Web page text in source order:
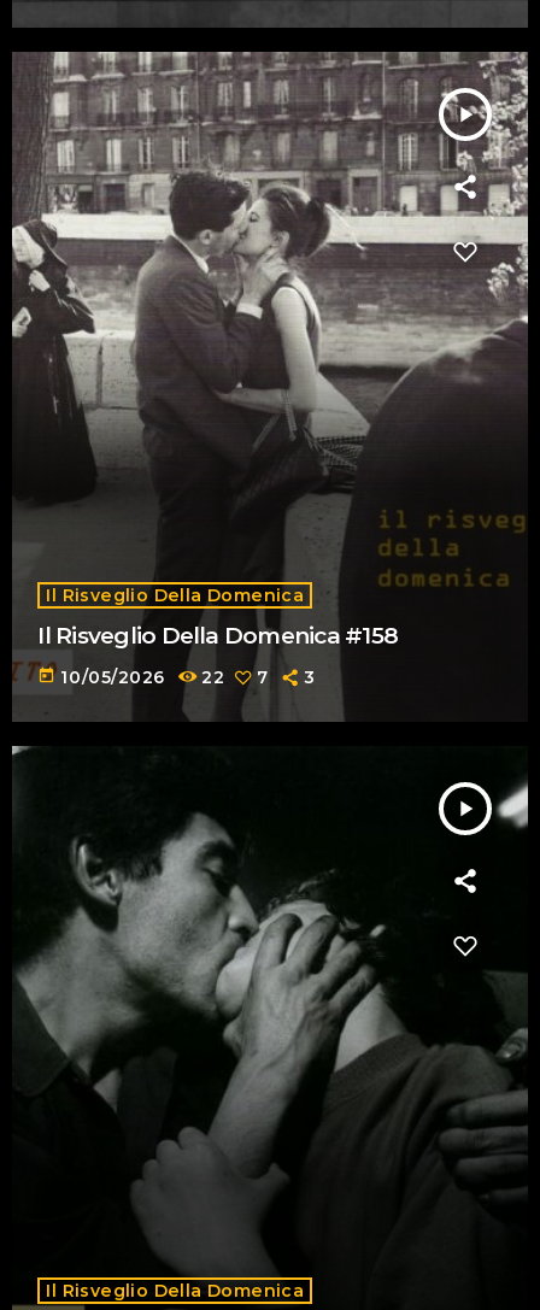
play_arrow
Il Risveglio Della Domenica
Il Risveglio Della Domenica #158
today 10/05/2026 22 7 3
play_arrow
Il Risveglio Della Domenica